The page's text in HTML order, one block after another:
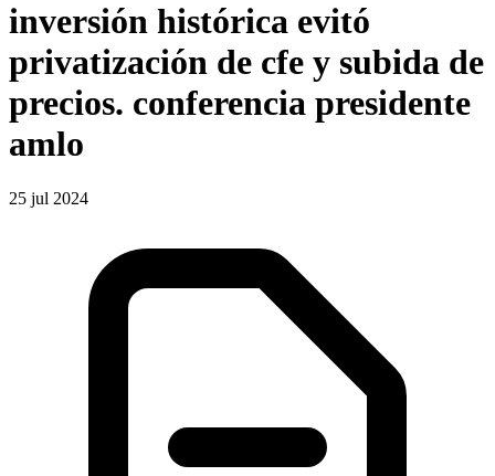
inversión histórica evitó
privatización de cfe y subida de
precios. conferencia presidente
amlo
25 jul 2024